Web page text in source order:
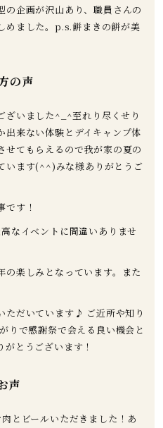
の企画が沢山あり、職員さんの
めました。p.s.餅まきの餅が美
の声
いました^_^至れり尽くせり
出来ない体験とデイキャンプ体
せてもらえるので我が家の夏の
います(^^)みな様ありがとうご
す！
なイベントに間違いありませ
楽しみとなっています。また
ただいています♪ ご近所や知り
りで感謝祭で会える良い機会と
とうございます！
声
とビールいただきました！あ